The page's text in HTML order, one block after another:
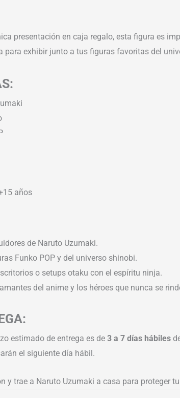
presentación en caja regalo, esta figura es
para exhibir junto a tus figuras favoritas del
años
de Naruto Uzumaki.
Funko POP y del universo shinobi.
o setups otaku con el espíritu ninja.
del anime y los héroes que nunca se
estimado de entrega es de 3 a 7 días hábiles
el siguiente día hábil.
y trae a Naruto Uzumaki a casa para proteger